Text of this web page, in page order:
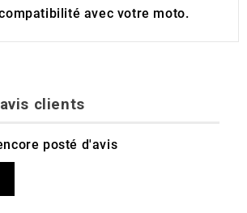
avec votre moto.
clients
posté d'avis